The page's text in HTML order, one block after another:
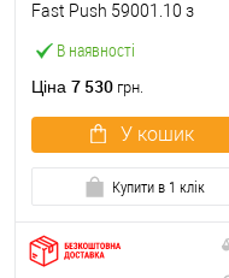
В наявності
Fast Push 59001.10 з
червона
Ціна 7 530 грн.
У кошик
Купити в 1 клік